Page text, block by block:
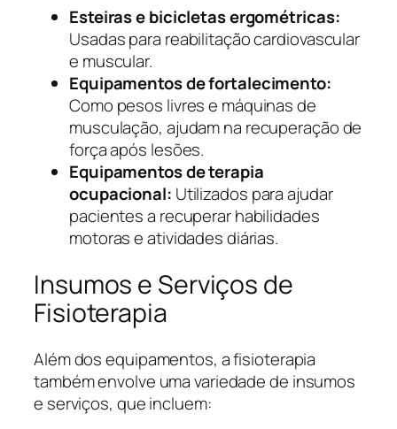
Esteiras e bicicletas ergométricas:
Usadas para reabilitação cardiovascular
e muscular.
Equipamentos de fortalecimento:
Como pesos livres e máquinas de
musculação, ajudam na recuperação de
força após lesões.
Equipamentos de terapia
ocupacional: Utilizados para ajudar
pacientes a recuperar habilidades
motoras e atividades diárias.
Insumos e Serviços de
Fisioterapia
Além dos equipamentos, a fisioterapia
também envolve uma variedade de insumos
e serviços, que incluem: